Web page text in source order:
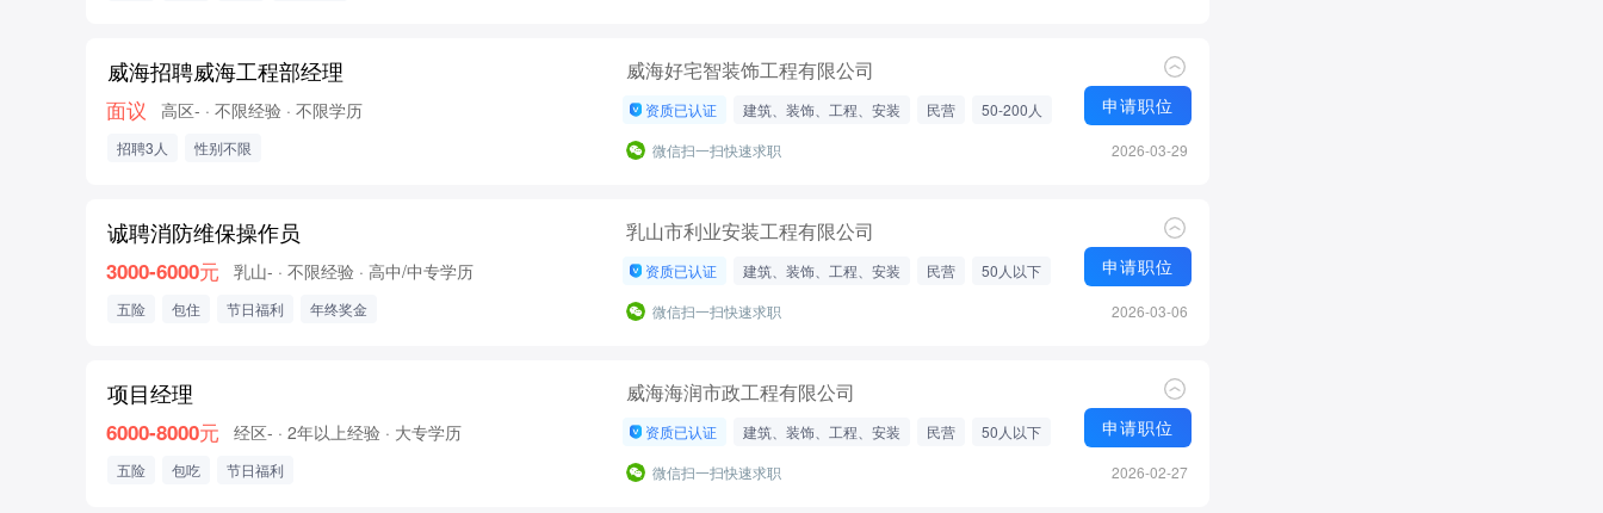
威海招聘威海工程部经理 威海好宅智装饰工程有限公司
面议 高区- · 不限经验 · 不限学历 资质已认证 建筑、装饰、工程、安装 民营 50-200人 申请职位
招聘3人 性别不限 微信扫一扫快速求职 2026-03-29
诚聘消防维保操作员 乳山市利业安装工程有限公司
3000-6000元 乳山- · 不限经验 · 高中/中专学历 资质已认证 建筑、装饰、工程、安装 民营 50人以下 申请职位
五险 包住 节日福利 年终奖金 微信扫一扫快速求职 2026-03-06
项目经理 威海海润市政工程有限公司
6000-8000元 经区- · 2年以上经验 · 大专学历 资质已认证 建筑、装饰、工程、安装 民营 50人以下 申请职位
五险 包吃 节日福利 微信扫一扫快速求职 2026-02-27